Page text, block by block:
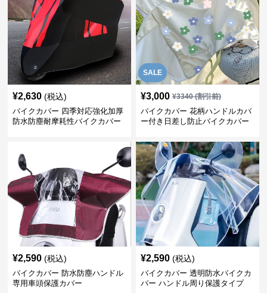
¥2,630 (税込)
バイクカバー 四季対応強化加厚
防水防塵耐摩耗性バイクカバー
SALE
¥3,000 ¥3340(割引前)
バイクカバー 花柄ハンドルカバ
ー付き日差し防止バイクカバー
¥2,590 (税込)
バイクカバー 防水防塵ハンドル
専用車頭保護カバー
¥2,590 (税込)
バイクカバー 透明防水バイクカ
バー ハンドル周り保護タイプ